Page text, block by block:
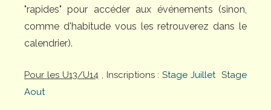
"rapides" pour accéder aux événements (sinon,
comme d'habitude vous les retrouverez dans le
calendrier).
Pour les U13/U14, Inscriptions :Stage Juillet Stage
Aout